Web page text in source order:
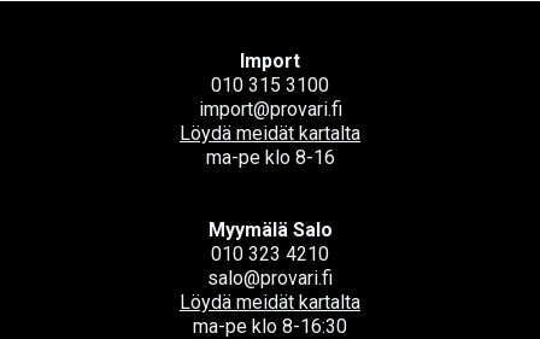
Import
010 315 3100
import@provari.fi
Löydä meidät kartalta
ma-pe klo 8-16
Myymälä Salo
010 323 4210
salo@provari.fi
Löydä meidät kartalta
ma-pe klo 8-16:30